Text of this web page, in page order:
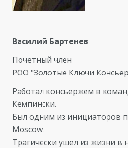
Василий Бартенев
Почетный член
РОО "Золотые Ключи
Работал консьержем в
Кемпински.
Был одним из инициаторов
Moscow.
Трагически ушел из жизни в